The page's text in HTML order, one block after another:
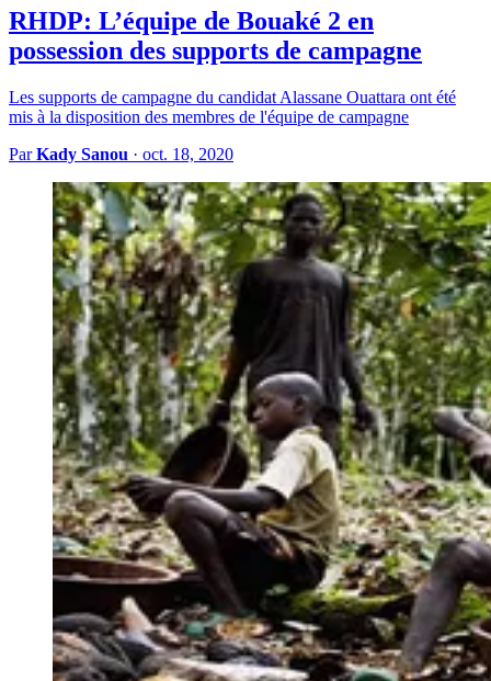
RHDP: L’équipe de Bouaké 2 en
possession des supports de campagne
Les supports de campagne du candidat Alassane Ouattara ont été
mis à la disposition des membres de l'équipe de campagne
ParKady Sanou · oct. 18, 2020